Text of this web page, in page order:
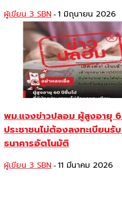
ผู้เขียน 3 SBN - 1 มิถุนายน 2026
พม.แจงข่าวปลอม ผู้สูงอายุ
ประชาชนไม่ต้องลงทะเบียน
ธนาคารอัตโนมัติ
ผู้เขียน 3 SBN - 11 มีนาคม 2026